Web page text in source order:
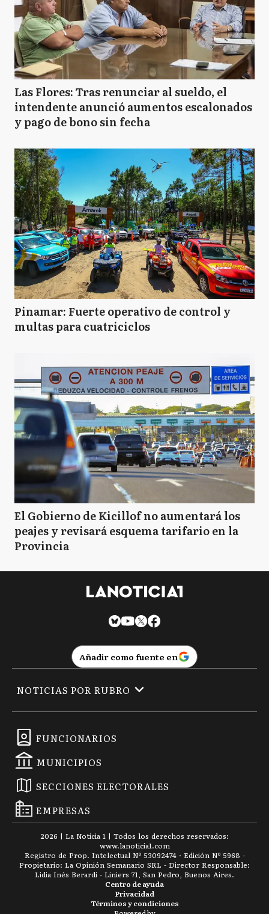
Las Flores: Tras renunciar al sueldo, el
intendente anunció aumentos escalonados
y pago de bono sin fecha
Pinamar: Fuerte operativo de control y
multas para cuatriciclos
El Gobierno de Kicillof no aumentará los
peajes y revisará esquema tarifario en la
Provincia
Añadir como fuente en
FUNCIONARIOS
MUNICIPIOS
SECCIONES ELECTORALES
EMPRESAS
NOTICIAS POR RUBRO
2026 | La Noticia 1 | Todos los derechos reservados:
www.lanoticia1.com
Registro de Prop. Intelectual Nº 53092474 · Edición Nº 5968 -
Propietario: La Opinión Semanario SRL - Director Responsable:
Lidia Inés Berardi - Liniers 71, San Pedro, Buenos Aires.
Términos y condiciones
Privacidad
Centro de ayuda